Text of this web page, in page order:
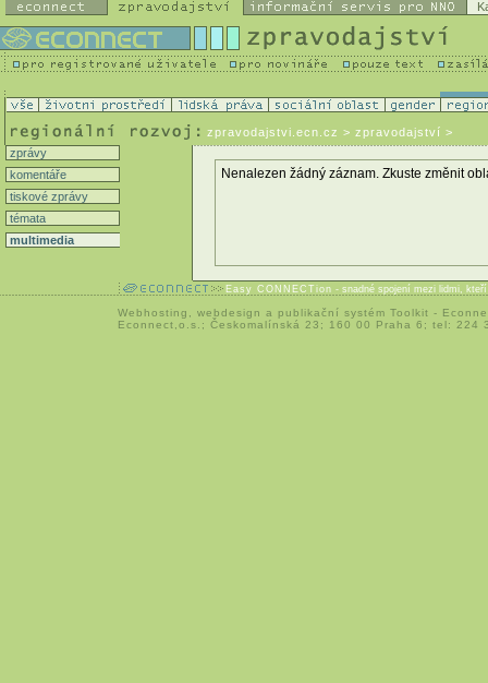
zpravodajstvi.ecn.cz > zpravodajství >
zprávy
komentáře
tiskové zprávy
témata
multimedia
Nenalezen žádný záznam. Zkuste změnit
Easy CONNECTion - snadné spojení mezi lidmi,
Webhosting webdesign a publikační systém Toolkit -
Econnect,o.s.; Českomalínská 23; 160 00 Praha 6; tel: 224